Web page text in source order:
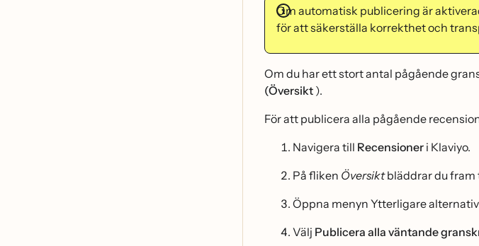
Om automatisk publicering är
för att säkerställa korrekthet och
Om du har ett stort antal pågående
(Översikt ).
För att publicera alla pågående
Navigera till Recensioner i Klaviyo.
På fliken Översiktbläddrar du fram
Öppna menyn Ytterligare
Välj Publicera alla väntande